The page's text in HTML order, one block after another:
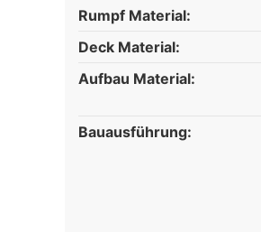
Rumpf Material:
Deck Material:
Aufbau Material:
Bauausführung: